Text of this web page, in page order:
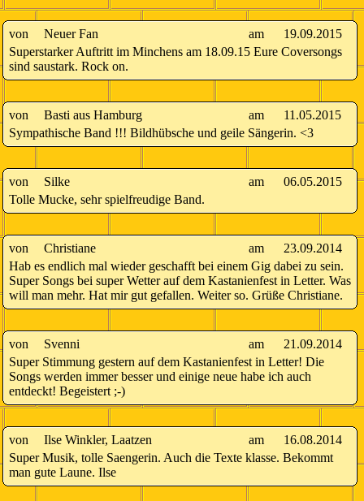
von Neuer Fan am
19.09.2015
Superstarker Auftritt im Minchens am 18.09.15 Eure Coversongs
sind saustark. Rock on.
von Basti aus Hamburg am
11.05.2015
Sympathische Band !!! Bildhübsche und geile Sängerin. <3
von Silke am
06.05.2015
Tolle Mucke, sehr spielfreudige Band.
von Christiane am
23.09.2014
Hab es endlich mal wieder geschafft bei einem Gig dabei zu sein.
Super Songs bei super Wetter auf dem Kastanienfest in Letter. Was
will man mehr. Hat mir gut gefallen. Weiter so. Grüße Christiane.
von Svenni am
21.09.2014
Super Stimmung gestern auf dem Kastanienfest in Letter! Die
Songs werden immer besser und einige neue habe ich auch
entdeckt! Begeistert ;-)
von Ilse Winkler, Laatzen am
16.08.2014
Super Musik, tolle Saengerin. Auch die Texte klasse. Bekommt
man gute Laune. Ilse